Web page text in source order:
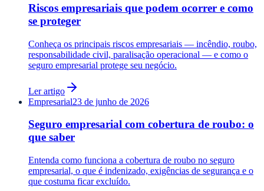
Riscos empresariais que podem ocorrer e como
se proteger
Conheça os principais riscos empresariais — incêndio, roubo,
responsabilidade civil, paralisação operacional — e como o
seguro empresarial protege seu negócio.
Ler artigo
Empresarial23 de junho de 2026
Seguro empresarial com cobertura de roubo: o
que saber
Entenda como funciona a cobertura de roubo no seguro
empresarial, o que é indenizado, exigências de segurança e o
que costuma ficar excluído.